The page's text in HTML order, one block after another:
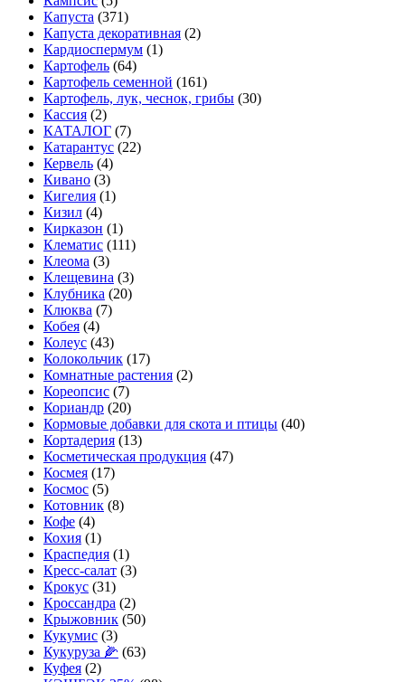
Капуста (371)
Капуста декоративная (2)
Кардиоспермум (1)
Картофель (64)
Картофель семенной (161)
Картофель, лук, чеснок, грибы (30)
Кассия (2)
КАТАЛОГ (7)
Катарантус (22)
Кервель (4)
Кивано (3)
Кигелия (1)
Кизил (4)
Кирказон (1)
Клематис (111)
Клеома (3)
Клещевина (3)
Клубника (20)
Клюква (7)
Кобея (4)
Колеус (43)
Колокольчик (17)
Комнатные растения (2)
Кореопсис (7)
Кориандр (20)
Кормовые добавки для скота и птицы (40)
Кортадерия (13)
Косметическая продукция (47)
Космея (17)
Космос (5)
Котовник (8)
Кофе (4)
Кохия (1)
Краспедия (1)
Кресс-салат (3)
Крокус (31)
Кроссандра (2)
Крыжовник (50)
Кукумис (3)
Кукуруза 🌽 (63)
Куфея (2)